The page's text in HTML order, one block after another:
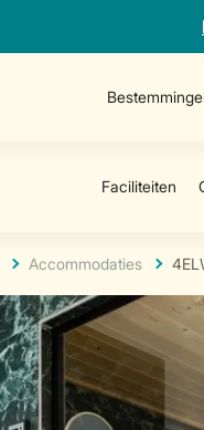
Accommodaties